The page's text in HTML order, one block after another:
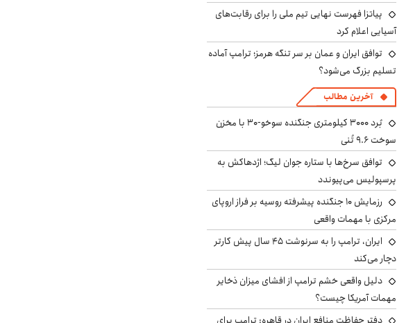
پیاتزا فهرست نهایی تیم ملی را برای رقابت‌های
آسیایی اعلام کرد
توافق ایران و عمان بر سر تنگه هرمز؛ ترامپ آماده
تسلیم بزرگ می‌شود؟
آخرین مطالب
بُرد ۳۰۰۰ کیلومتری جنگنده سوخو-۳۰ با مخزن
سوخت ۹.۶ تُنی
توافق سرخ‌ها با ستاره جوان لیگ؛ اژدهاکش به
پرسپولیس می‌پیوندد
رزمایش ۱۰ جنگنده پیشرفته روسیه بر فراز اروپای
مرکزی با مهمات واقعی
ایران، ترامپ را به سرنوشت ۴۵ سال پیش کارتر
دچار می‌کند
دلیل واقعی خشم ترامپ از افشای میزان ذخایر
مهمات آمریکا چیست؟